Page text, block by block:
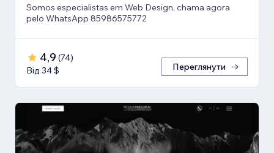
Somos especialistas em Web Design, chama agora
pelo WhatsApp 85986575772
4,9 (74)
Від 34 $
Переглянути